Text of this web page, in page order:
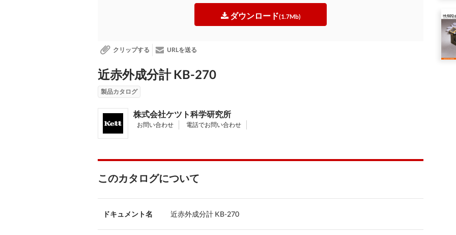
ダウンロード(1.7Mb)
クリップする URLを送る
近赤外成分計 KB-270
製品カタログ
株式会社ケツト科学研究所
お問い合わせ 電話でお問い合わせ
このカタログについて
ドキュメント名 近赤外成分計 KB-270